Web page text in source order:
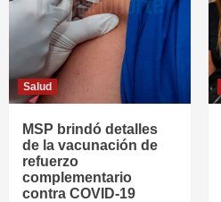
Salud
MSP brindó detalles
de la vacunación de
refuerzo
complementario
contra COVID-19